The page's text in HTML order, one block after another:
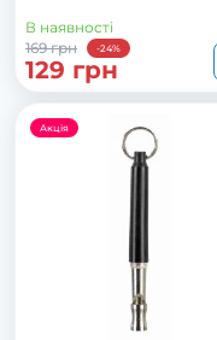
В наявності
169 грн
-24%
129 грн
Акція